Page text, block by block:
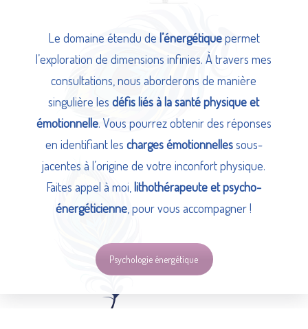
Le domaine étendu de l’énergétiquepermet
l’exploration de dimensions infinies. À travers mes
consultations, nous aborderons de manière
singulière lesdéfis liés à la santé physique et
émotionnelle. Vous pourrez obtenir des réponses
en identifiant les charges émotionnellessous-
jacentes à l’origine de votre inconfort physique.
Faites appel à moi, lithothérapeute et psycho-
énergéticienne , pour vous accompagner !
Psychologie énergétique